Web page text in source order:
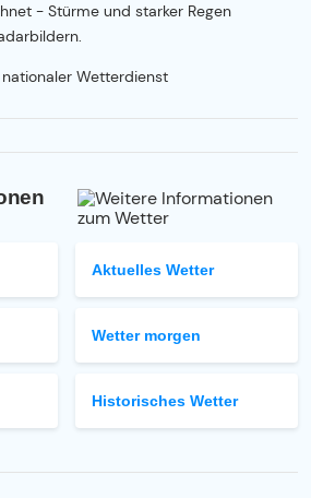
- Stürme und starker Regen
Wetterdienst
Aktuelles Wetter
Wetter morgen
Historisches Wetter